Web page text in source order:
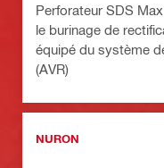
Perforateur SDS
le burinage de
équipé du système
(AVR)
NURON